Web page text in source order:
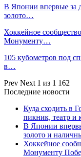
В Японии впервые за
золото…
Хоккейное
Монументу…
105 кубометров под
в…
Prev Next 1 из 1 162
Последние новости
Куда сходить в
пикник, театр и
В Японии
золото и
Хоккейное
Монументу